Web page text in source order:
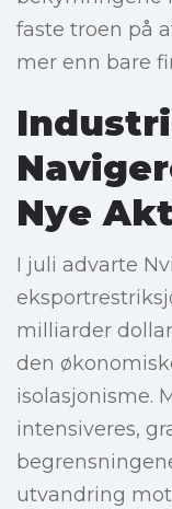
faste troen på
mer enn bare
Nye Akt
I juli advarte
milliarder
den
isolasjonisme.
intensiveres,
utvandring